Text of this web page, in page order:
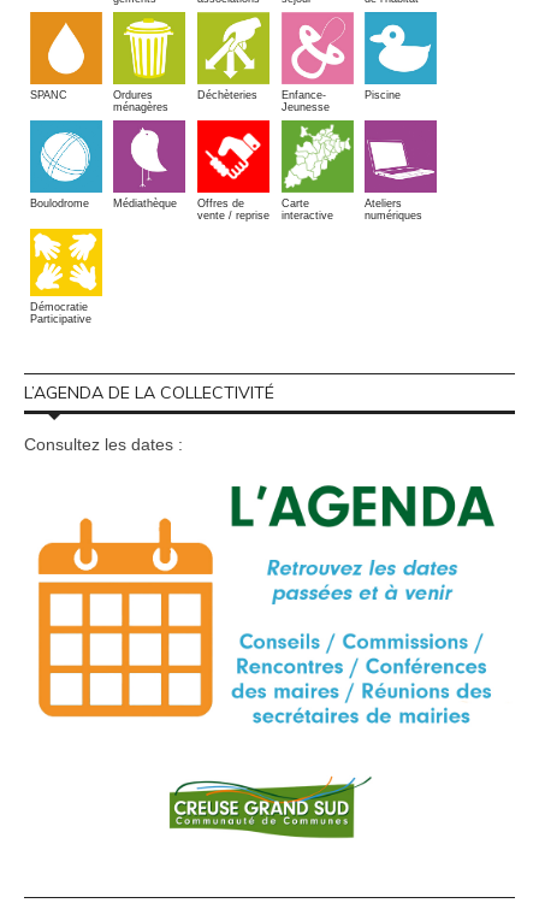
SPANC
Ordures
ménagères
Déchèteries
Enfance-
Jeunesse
Piscine
Boulodrome Médiathèque
Offres de
vente / reprise
Carte
interactive
Ateliers
numériques
Démocratie
Participative
L’AGENDA DE LA COLLECTIVITÉ
Consultez les dates :